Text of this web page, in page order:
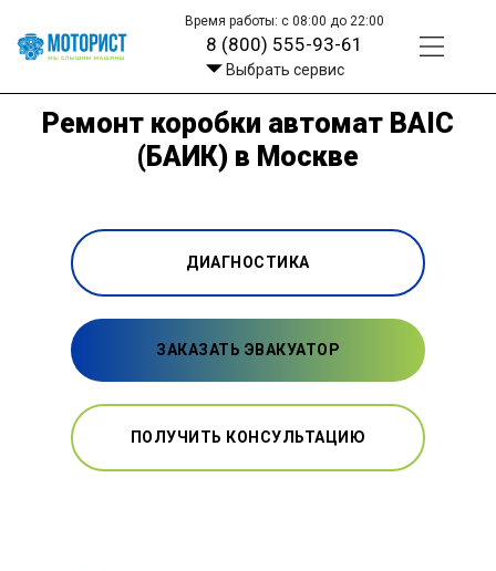
Время работы: с 08:00 до 22:00
8 (800) 555-93-61
Выбрать сервис
Ремонт коробки автомат BAIC
(БАИК) в Москве
ДИАГНОСТИКА
ЗАКАЗАТЬ ЭВАКУАТОР
ПОЛУЧИТЬ КОНСУЛЬТАЦИЮ